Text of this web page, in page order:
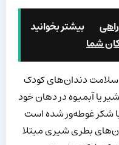
بیشتر بخوانید
شما
سلامت دندان‌های کودک
یا آبمیوه در دهان خود
شکر غوطه‌ور شده است
بطری شیری مبتلا